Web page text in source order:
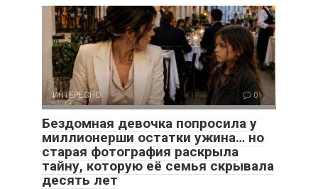
ИНТЕРЕСНО 0
Бездомная девочка попросила у
миллионерши остатки ужина… но
старая фотография раскрыла
тайну, которую её семья скрывала
десять лет